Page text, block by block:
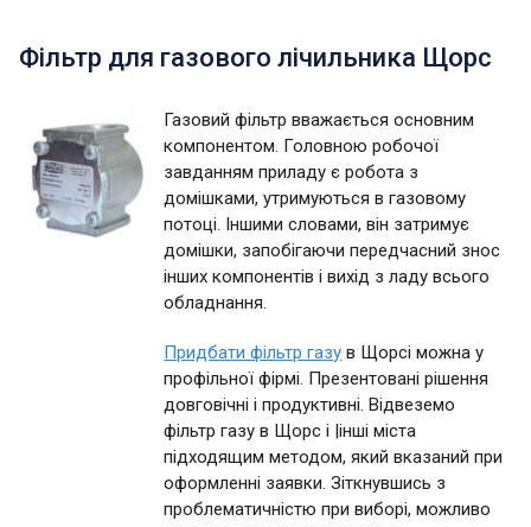
Фільтр для газового лічильника Щорс
Газовий фільтр вважається основним
компонентом. Головною робочої
завданням приладу є робота з
домішками, утримуються в газовому
потоці. Іншими словами, він затримує
домішки, запобігаючи передчасний знос
інших компонентів і вихід з ладу всього
обладнання.
Придбати фільтр газу в Щорсі можна у
профільної фірмі. Презентовані рішення
довговічні і продуктивні. Відвеземо
фільтр газу в Щорс і |інші міста
підходящим методом, який вказаний при
оформленні заявки. Зіткнувшись з
проблематичністю при виборі, можливо